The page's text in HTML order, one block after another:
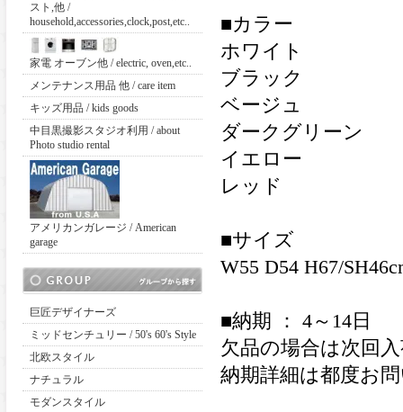
スト,他 /
household,accessories,clock,post,etc..
家電 オーブン他 / electric, oven,etc..
メンテナンス用品 他 / care item
キッズ用品 / kids goods
中目黒撮影スタジオ利用 / about
Photo studio rental
アメリカンガレージ / American
garage
巨匠デザイナーズ
ミッドセンチュリー / 50's 60's Style
北欧スタイル
ナチュラル
モダンスタイル
■カラー
ホワイト
ブラック
ベージュ
ダークグリーン
イエロー
レッド
■サイズ
W55 D54 H67/
■納期 ： 4～14日
欠品の場合は次回
納期詳細は都度お